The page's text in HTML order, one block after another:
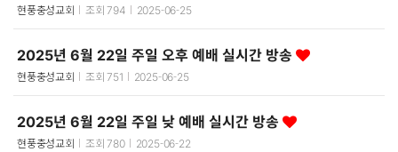
현풍충성교회 조회794 2025-06-25
2025년 6월 22일 주일 오후 예배 실시간 방송
현풍충성교회 조회751 2025-06-25
2025년 6월 22일 주일 낮 예배 실시간 방송
현풍충성교회 조회780 2025-06-22